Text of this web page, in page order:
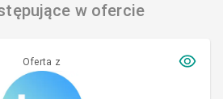
w ofercie
Oferta z